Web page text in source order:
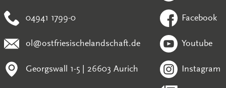
04941 1799-0
ol@ostfriesischelandschaft.de
Georgswall 1-5 | 26603 Aurich
Facebook
Youtube
Instagram